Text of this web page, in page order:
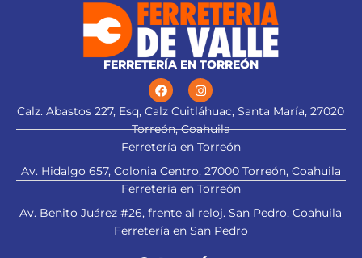
FERRETERÍA EN TORREÓN
Calz. Abastos 227, Esq, Calz Cuitláhuac, Santa María, 27020
Torreón, Coahuila
Ferretería en Torreón
Av. Hidalgo 657, Colonia Centro, 27000 Torreón, Coahuila
Ferretería en Torreón
Av. Benito Juárez #26, frente al reloj. San Pedro, Coahuila
Ferretería en San Pedro